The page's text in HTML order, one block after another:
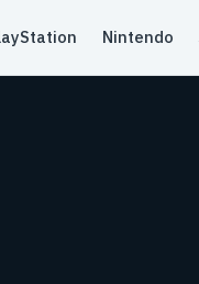
Nintendo